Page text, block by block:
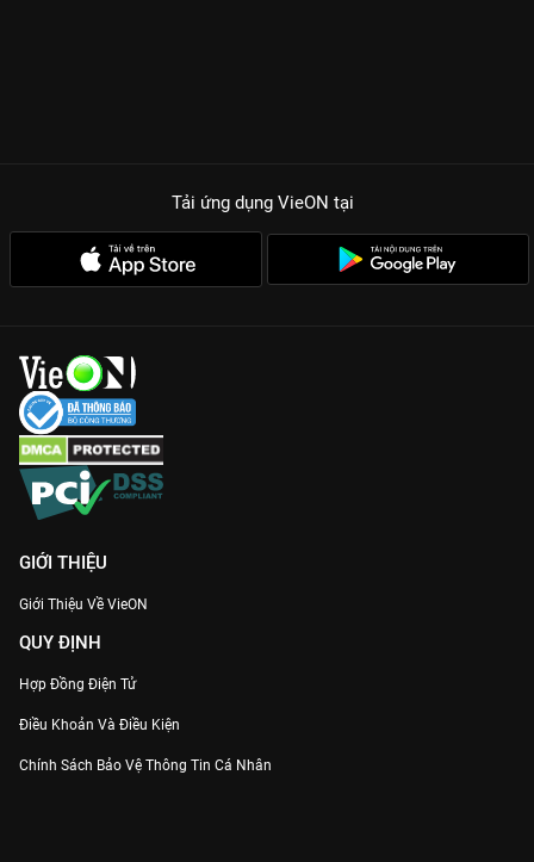
Tải ứng dụng VieON tại
GIỚI THIỆU
Giới Thiệu Về VieON
QUY ĐỊNH
Hợp Đồng Điện Tử
Điều Khoản Và Điều Kiện
Chính Sách Bảo Vệ Thông Tin Cá Nhân